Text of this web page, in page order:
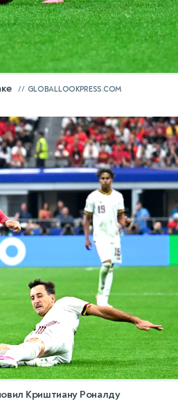
GLOBALLOOKPRESS.COM
Криштиану Роналду